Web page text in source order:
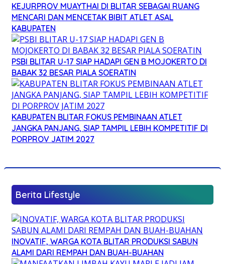
KEJURPROV MUAYTHAI DI BLITAR SEBAGAI RUANG
MENCARI DAN MENCETAK BIBIT ATLET ASAL
KABUPATEN
PSBI BLITAR U-17 SIAP HADAPI GEN B MOJOKERTO DI
BABAK 32 BESAR PIALA SOERATIN
KABUPATEN BLITAR FOKUS PEMBINAAN ATLET
JANGKA PANJANG, SIAP TAMPIL LEBIH KOMPETITIF DI
PORPROV JATIM 2027
Berita Lifestyle
INOVATIF, WARGA KOTA BLITAR PRODUKSI SABUN
ALAMI DARI REMPAH DAN BUAH-BUAHAN